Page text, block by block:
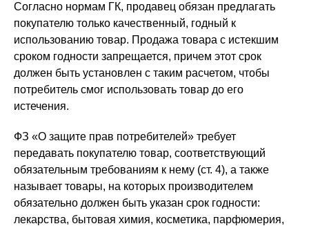
Согласно нормам ГК, продавец обязан предлагать
покупателю только качественный, годный к
использованию товар. Продажа товара с истекшим
сроком годности запрещается, причем этот срок
должен быть установлен с таким расчетом, чтобы
потребитель смог использовать товар до его
истечения.
ФЗ «О защите прав потребителей» требует
передавать покупателю товар, соответствующий
обязательным требованиям к нему (ст. 4), а также
называет товары, на которых производителем
обязательно должен быть указан срок годности:
лекарства, бытовая химия, косметика, парфюмерия,